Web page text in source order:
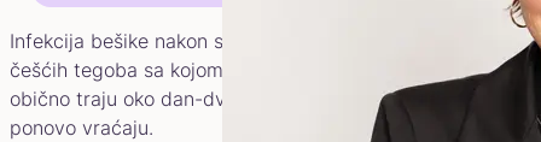
Infekcija bešike nakon seksualnog odnosa jedna je od
češćih tegoba sa kojom se žene susreću. Simptomi
obično traju oko dan-dva, zatim nestaju, a onda se
ponovo vraćaju.